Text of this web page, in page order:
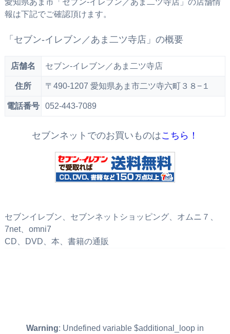
愛知県あま市「セブン‐イレブン／あま二ツ寺店」の店舗情
報は下記でご確認頂けます。
「セブン‐イレブン／あま二ツ寺店」の概要
店舗名 セブン‐イレブン／あま二ツ寺店
住所 〒490-1207 愛知県あま市二ツ寺六町３８−１
電話番号 052-443-7089
セブンネットでのお買いものはこちら！
セブンイレブン、セブンネットショッピング、オムニ７、
7net、omni7
CD、DVD、本、書籍の通販
Warning: Undefined variable $additional_loop in